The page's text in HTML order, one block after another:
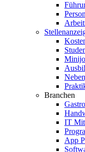
Branchen
IT
App